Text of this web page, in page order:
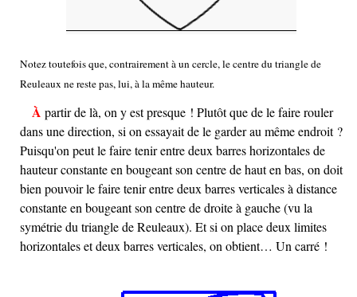
Notez toutefois que, contrairement à un cercle, le centre du triangle de
Reuleaux ne reste pas, lui, à la même hauteur.
À partir de là, on y est presque ! Plutôt que de le faire rouler
dans une direction, si on essayait de le garder au même endroit ?
Puisqu'on peut le faire tenir entre deux barres horizontales de
hauteur constante en bougeant son centre de haut en bas, on doit
bien pouvoir le faire tenir entre deux barres verticales à distance
constante en bougeant son centre de droite à gauche (vu la
symétrie du triangle de Reuleaux). Et si on place deux limites
horizontales et deux barres verticales, on obtient… Un carré !